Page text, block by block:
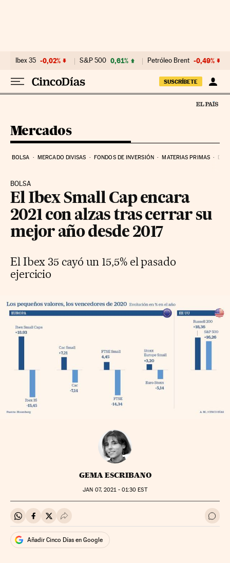
Ibex 35 -0,02% S&P 500 0,61% Petróleo Brent -0,49%
SUSCRÍBETE
Mercados
BOLSA MERCADO DIVISAS FONDOS DE INVERSIÓN MATERIAS PRIMAS
BOLSA
El Ibex Small Cap encara
2021 con alzas tras cerrar su
mejor año desde 2017
El Ibex 35 cayó un 15,5% el pasado
ejercicio
GEMA ESCRIBANO
JAN 07, 2021 - 01:30 EST
Compartir en Whatsapp
Compartir en Facebook
Compartir en Twitter
Desplegar Redes Sociales Ir a
Añadir Cinco Días en Google